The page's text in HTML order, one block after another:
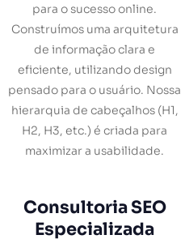
para o sucesso online.
Construímos uma arquitetura
de informação clara e
eficiente, utilizando design
pensado para o usuário. Nossa
hierarquia de cabeçalhos (H1,
H2, H3, etc.) é criada para
maximizar a usabilidade.
Consultoria SEO
Especializada